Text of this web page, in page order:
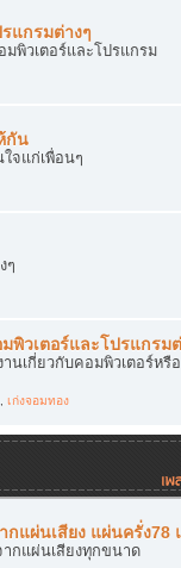
แกรมต่างๆ
มพิวเตอร์และโปรแกรม
กัน
จแก่เพื่อนๆ
ๆ
พิวเตอร์และโปรแกรม
นเกี่ยวกับคอมพิวเตอร์ห
, เก่งจอมทอง
กแผ่นเสียง แผ่นครั่ง78
ากแผ่นเสียงทุกขนาด